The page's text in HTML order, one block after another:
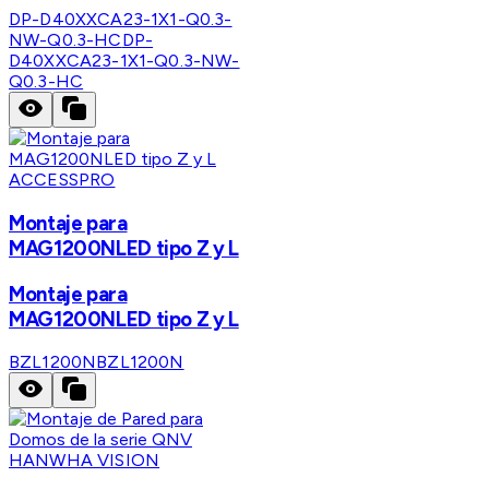
DP-D40XXCA23-1X1-Q0.3-
NW-Q0.3-HCDP-
D40XXCA23-1X1-Q0.3-NW-
Q0.3-HC
ACCESSPRO
Montaje para
MAG1200NLED tipo Z y L
Montaje para
MAG1200NLED tipo Z y L
BZL1200NBZL1200N
HANWHA VISION